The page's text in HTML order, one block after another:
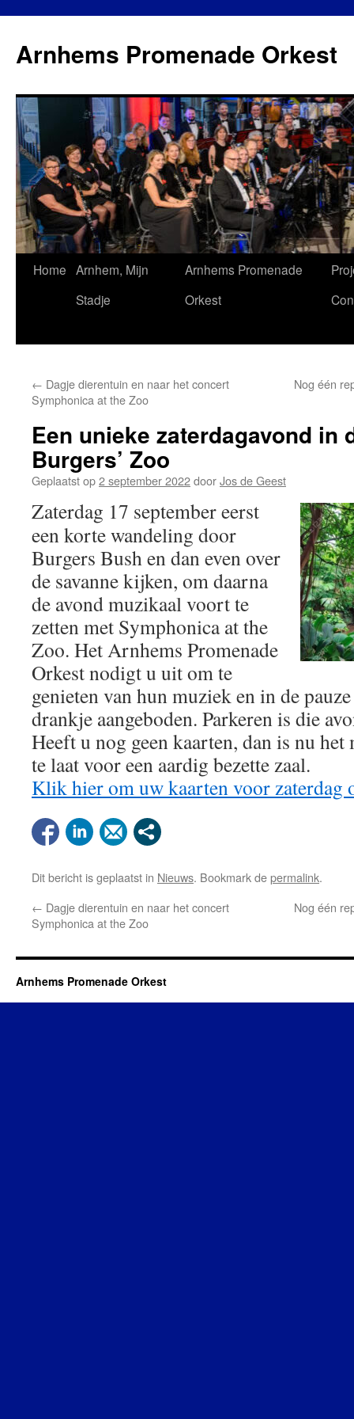
de
inhoud
Arnhems Promenade Orkest
Home Arnhem, Mijn
Stadje
Arnhems Promenade
Orkest
← Dagje dierentuin en naar het concert
Symphonica at the Zoo
Nog één
Een unieke zaterdagavond in
Burgers’ Zoo
Geplaatst op2 september 2022doorJos de Geest
Zaterdag 17 september eerst
een korte wandeling door
Burgers Bush en dan even over
de savanne kijken, om daarna
de avond muzikaal voort te
zetten met Symphonica at the
Zoo. Het Arnhems Promenade
Orkest nodigt u uit om te
genieten van hun muziek en in de
drankje aangeboden. Parkeren is die
Heeft u nog geen kaarten, dan is nu
te laat voor een aardig bezette zaal.
Klik hier om uw kaarten voor zaterdag
Dit bericht is geplaatst in Nieuws. Bookmark depermalink.
← Dagje dierentuin en naar het concert
Symphonica at the Zoo
Nog één
Arnhems Promenade Orkest